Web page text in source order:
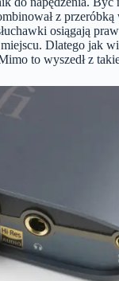
z
osiągają
Dlatego jak
to wyszedł z